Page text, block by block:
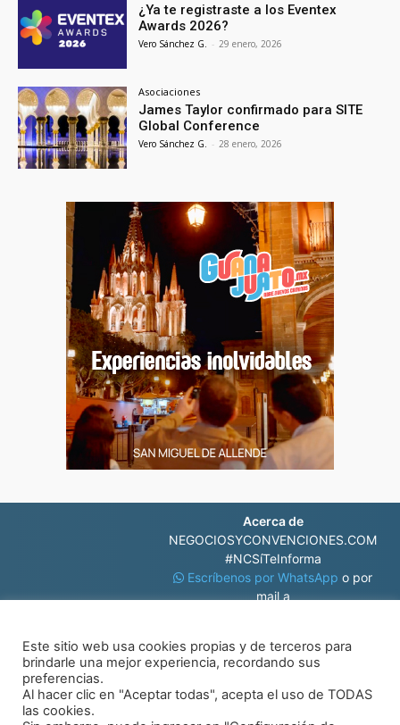
¿Ya te registraste a los Eventex
Awards 2026?
Vero Sánchez G. - 29 enero, 2026
Asociaciones
James Taylor confirmado para SITE
Global Conference
Vero Sánchez G. - 28 enero, 2026
Acerca de
NEGOCIOSYCONVENCIONES.COM
#NCSíTeInforma
Escríbenos por WhatsAppo por
mail a
Este sitio web usa cookies propias y de terceros para
brindarle una mejor experiencia, recordando sus
preferencias.
Al hacer clic en "Aceptar todas", acepta el uso de TODAS
las cookies.